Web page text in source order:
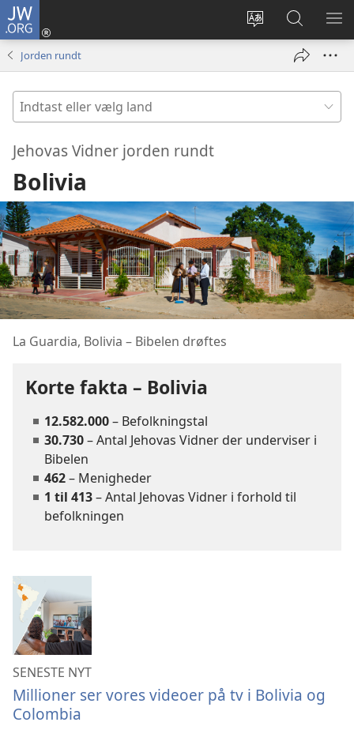
JW.ORG
Vælg
Log
på
Søg
på
JW.ORG
VIS
Jorden rundt
Indtast
eller
vælg
land
Jehovas Vidner jorden rundt
Bolivia
La Guardia, Bolivia – Bibelen drøftes
Korte fakta – Bolivia
12.582.000– Befolkningstal
30.730– Antal Jehovas Vidner der underviser i
Bibelen
462– Menigheder
1 til 413– Antal Jehovas Vidner i forhold til
befolkningen
SENESTE NYT
Millioner ser vores videoer på tv i Bolivia og
Colombia